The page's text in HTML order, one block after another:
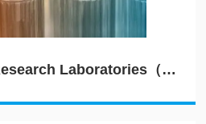
Jackson ImmunoResearch Laboratories（JIRL）